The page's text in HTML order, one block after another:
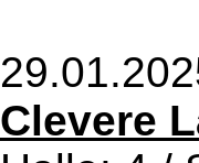
Clevere